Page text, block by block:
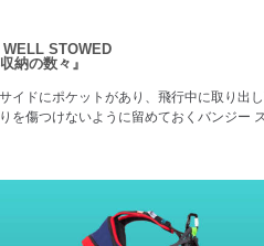
STOWED
収納の数々』
イドにポケットがあり、飛行中に取り出
を傷つけないように留めておくバンジー